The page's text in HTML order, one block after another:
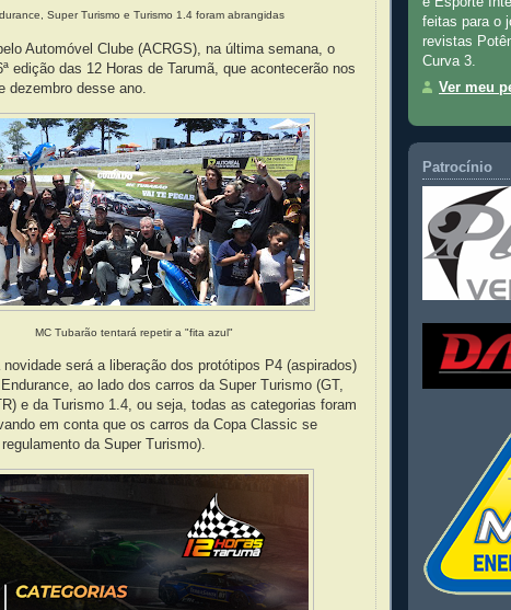
Super Turismo e Turismo 1.4 foram abrangidas
Automóvel Clube (ACRGS), na última semana, o
edição das 12 Horas de Tarumã, que acontecerão nos
dezembro desse ano.
MC Tubarão tentará repetir a "fita azul"
será a liberação dos protótipos P4 (aspirados)
ao lado dos carros da Super Turismo (GT,
e da Turismo 1.4, ou seja, todas as categorias foram
em conta que os carros da Copa Classic se
da Super Turismo).
feitas para o
revistas
Curva 3.
Ver meu
Patrocínio